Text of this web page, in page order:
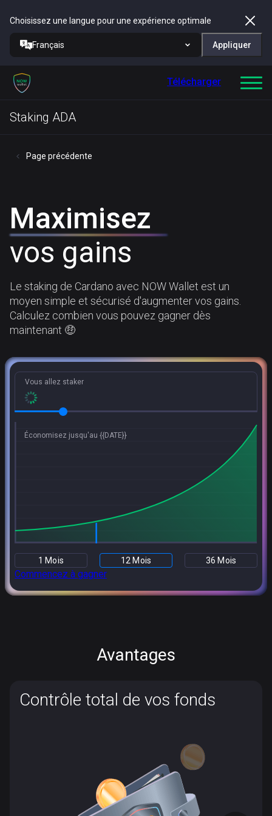
Choisissez une langue pour une expérience optimale
Français Appliquer
Télécharger
Staking ADA
Page précédente
Maximisez
vos gains
Le staking de Cardano avec NOW Wallet est un
moyen simple et sécurisé d'augmenter vos gains.
Calculez combien vous pouvez gagner dès
maintenant 🤑
Vous allez staker
Économisez jusqu'au {{DATE}}
1 Mois 12 Mois 36 Mois
Commencez à gagner
Avantages
Contrôle total de vos fonds
Contrôle total de vos fonds
tant que service non-custodial, nous ne conservons
pas vos fonds. Ils sont gardés sur votre appareil et
uniquement sur celui-ci.